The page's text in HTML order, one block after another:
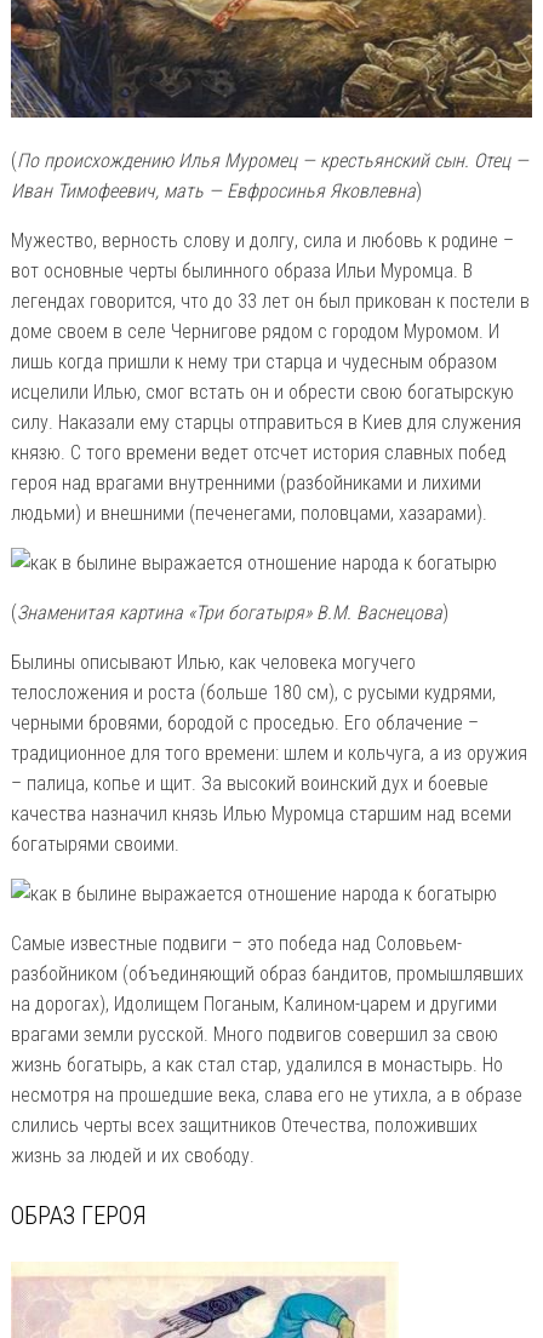
(По происхождению Илья Муромец — крестьянский сын. Отец —
Иван Тимофеевич, мать — Евфросинья Яковлевна)
Мужество, верность слову и долгу, сила и любовь к родине –
вот основные черты былинного образа Ильи Муромца. В
легендах говорится, что до 33 лет он был прикован к постели в
доме своем в селе Чернигове рядом с городом Муромом. И
лишь когда пришли к нему три старца и чудесным образом
исцелили Илью, смог встать он и обрести свою богатырскую
силу. Наказали ему старцы отправиться в Киев для служения
князю. С того времени ведет отсчет история славных побед
героя над врагами внутренними (разбойниками и лихими
людьми) и внешними (печенегами, половцами, хазарами).
(Знаменитая картина «Три богатыря» В.М. Васнецова)
Былины описывают Илью, как человека могучего
телосложения и роста (больше 180 см), с русыми кудрями,
черными бровями, бородой с проседью. Его облачение –
традиционное для того времени: шлем и кольчуга, а из оружия
– палица, копье и щит. За высокий воинский дух и боевые
качества назначил князь Илью Муромца старшим над всеми
богатырями своими.
Самые известные подвиги – это победа над Соловьем-
разбойником (объединяющий образ бандитов, промышлявших
на дорогах), Идолищем Поганым, Калином-царем и другими
врагами земли русской. Много подвигов совершил за свою
жизнь богатырь, а как стал стар, удалился в монастырь. Но
несмотря на прошедшие века, слава его не утихла, а в образе
слились черты всех защитников Отечества, положивших
жизнь за людей и их свободу.
ОБРАЗ ГЕРОЯ